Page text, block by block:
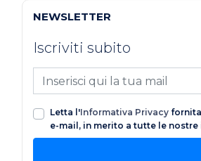
NEWSLETTER
Iscriviti subito
Letta l'Informativa Privacy
e-mail, in merito a tutte le